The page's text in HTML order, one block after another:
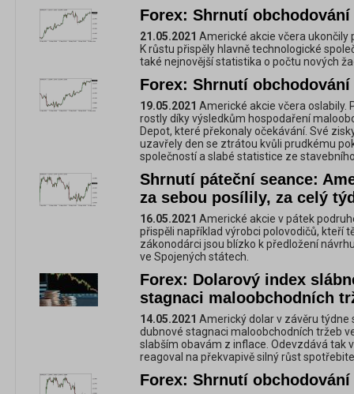
Forex: Shrnutí obchodování
21.05.2021 Americké akcie včera ukončily
K růstu přispěly hlavně technologické
také nejnovější statistika o počtu nových
Forex: Shrnutí obchodování
19.05.2021 Americké akcie včera oslabily.
rostly díky výsledkům hospodaření
Depot, které překonaly očekávání. Své
uzavřely den se ztrátou kvůli prudkému
společností a slabé statistice ze
Shrnutí páteční seance:
za sebou posílily, za celý
16.05.2021 Americké akcie v pátek
přispěli například výrobci polovodičů, kteří
zákonodárci jsou blízko k předložení
ve Spojených státech.
Forex: Dolarový index
stagnaci maloobchodních
14.05.2021 Americký dolar v závěru týdne
dubnové stagnaci maloobchodních tržeb
slabším obavám z inflace. Odevzdává tak
reagoval na překvapivě silný růst
Forex: Shrnutí obchodování